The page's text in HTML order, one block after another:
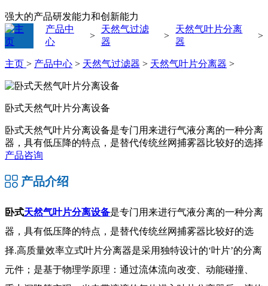
强大的产品研发能力和创新能力
产品中
心
>
天然气过滤
器
>
天然气叶片分离
器
>
主页 > 产品中心 > 天然气过滤器 > 天然气叶片分离器 >
卧式天然气叶片分离设备
卧式天然气叶片分离设备是专门用来进行气液分离的一种分离
器，具有低压降的特点，是替代传统丝网捕雾器比较好的选择
产品咨询
产品介绍
卧式天然气叶片分离设备是专门用来进行气液分离的一种分离
器，具有低压降的特点，是替代传统丝网捕雾器比较好的选
择.高质量效率立式叶片分离器是采用独特设计的‘叶片’的分离
元件；是基于物理学原理：通过流体流向改变、动能碰撞、